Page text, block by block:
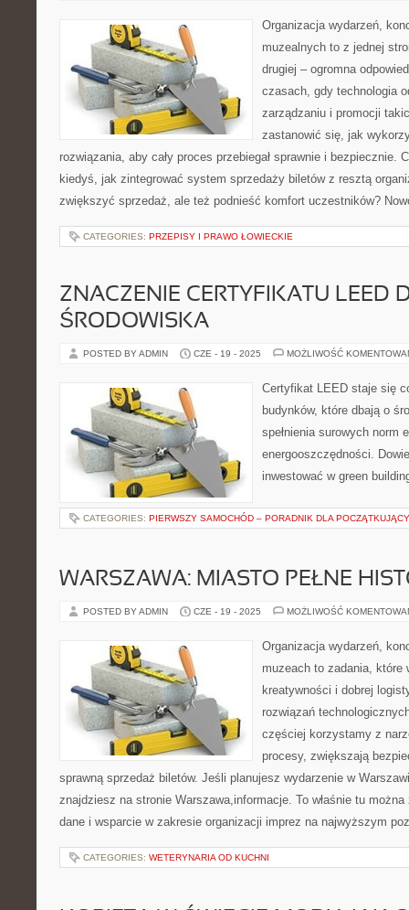
Organizacja wydarzeń,
muzealnych to z jednej
drugiej – ogromna
czasach, gdy technologia
zarządzaniu i promocji
zastanowić się, jak
rozwiązania, aby cały proces przebiegał sprawnie i bezpiecznie.
kiedyś, jak zintegrować system sprzedaży biletów z resztą
zwiększyć sprzedaż, ale też podnieść komfort uczestników?
CATEGORIES: PRZEPISY I PRAWO ŁOWIECKIE
ZNACZENIE CERTYFIKATU LEED
ŚRODOWISKA
POSTED BY ADMIN CZE - 19 - 2025 MOŻLIWOŚĆ
Certyfikat LEED staje się
budynków, które dbają o
spełnienia surowych norm
energooszczędności.
inwestować w green
CATEGORIES: PIERWSZY SAMOCHÓD – PORADNIK DLA
WARSZAWA: MIASTO PEŁNE
POSTED BY ADMIN CZE - 19 - 2025 MOŻLIWOŚĆ
Organizacja wydarzeń,
muzeach to zadania, które
kreatywności i dobrej
rozwiązań
częściej korzystamy z
procesy, zwiększają
sprawną sprzedaż biletów. Jeśli planujesz wydarzenie w
znajdziesz na stronie Warszawa,informacje. To właśnie tu
dane i wsparcie w zakresie organizacji imprez na najwyższym
CATEGORIES: WETERYNARIA OD KUCHNI